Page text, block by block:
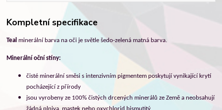
Kompletní specifikace
Teal minerální barva na oči je světle šedo-zelená matná barva.
Minerální oční stíny:
čisté minerální směsi s intenzivním pigmentem poskytují vynikající krytí
pocházející z přírody
jsou vyrobeny ze 100% čistých drcených minerálů ze Země a neobsahují